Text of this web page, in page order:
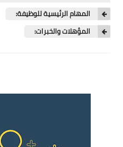
المهام الرئيسية للوظيفة:
المؤهلات والخبرات: